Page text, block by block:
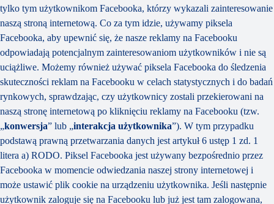
tylko tym użytkownikom Facebooka, którzy wykazali zainteresowanie
naszą stroną internetową. Co za tym idzie, używamy piksela
Facebooka, aby upewnić się, że nasze reklamy na Facebooku
odpowiadają potencjalnym zainteresowaniom użytkowników i nie są
uciążliwe. Możemy również używać piksela Facebooka do śledzenia
skuteczności reklam na Facebooku w celach statystycznych i do badań
rynkowych, sprawdzając, czy użytkownicy zostali przekierowani na
naszą stronę internetową po kliknięciu reklamy na Facebooku (tzw.
„konwersja” lub „interakcja użytkownika”). W tym przypadku
podstawą prawną przetwarzania danych jest artykuł 6 ustęp 1 zd. 1
litera a) RODO. Piksel Facebooka jest używany bezpośrednio przez
Facebooka w momencie odwiedzania naszej strony internetowej i
może ustawić plik cookie na urządzeniu użytkownika. Jeśli następnie
użytkownik zaloguje się na Facebooku lub już jest tam zalogowana,